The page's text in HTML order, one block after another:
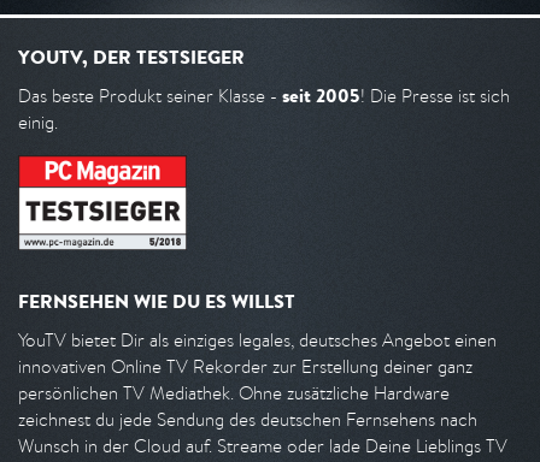
YOUTV, DER TESTSIEGER
Das beste Produkt seiner Klasse - seit 2005! Die Presse ist sich
einig.
FERNSEHEN WIE DU ES WILLST
YouTV bietet Dir als einziges legales, deutsches Angebot einen
innovativen Online TV Rekorder zur Erstellung deiner ganz
persönlichen TV Mediathek. Ohne zusätzliche Hardware
zeichnest du jede Sendung des deutschen Fernsehens nach
Wunsch in der Cloud auf. Streame oder lade Deine Lieblings TV